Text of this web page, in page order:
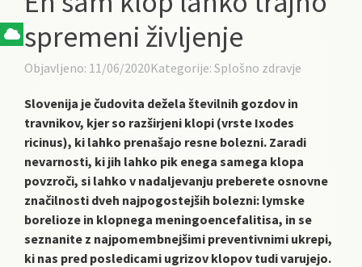
spremeni življenje
Objavljeno: 11/06/2020Kategorije: Splošno zdravje
Slovenija je čudovita dežela številnih gozdov in
travnikov, kjer so razširjeni klopi (vrste Ixodes
ricinus), ki lahko prenašajo resne bolezni. Zaradi
nevarnosti, ki jih lahko pik enega samega klopa
povzroči, si lahko v nadaljevanju preberete osnovne
značilnosti dveh najpogostejših bolezni: lymske
borelioze in klopnega meningoencefalitisa, in se
seznanite z najpomembnejšimi preventivnimi ukrepi,
ki nas pred posledicami ugrizov klopov tudi varujejo.